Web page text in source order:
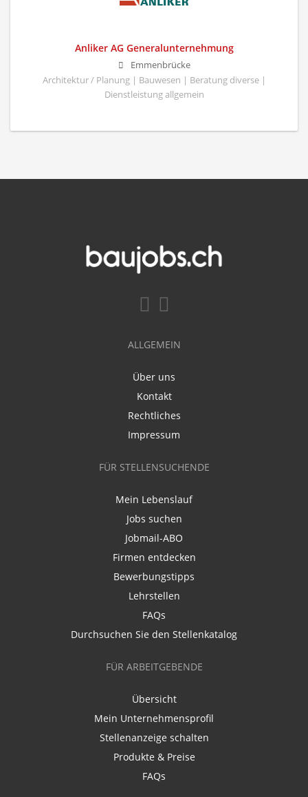
Anliker AG Generalunternehmung
Emmenbrücke
Architektur / Planung | Bauwesen | Beratung diverse |
Dienstleistung allgemein
ALLGEMEIN
Über uns
Kontakt
Rechtliches
Impressum
FÜR STELLENSUCHENDE
Mein Lebenslauf
Jobs suchen
Jobmail-ABO
Firmen entdecken
Bewerbungstipps
Lehrstellen
FAQs
Durchsuchen Sie den Stellenkatalog
FÜR ARBEITGEBENDE
Übersicht
Mein Unternehmensprofil
Stellenanzeige schalten
Produkte & Preise
FAQs